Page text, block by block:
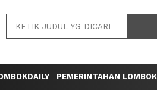
PEMERINTAHAN